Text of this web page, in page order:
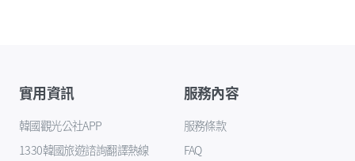
實用資訊
韓國觀光公社APP
1330韓國旅遊諮詢翻譯熱線
服務內容
服務條款
FAQ